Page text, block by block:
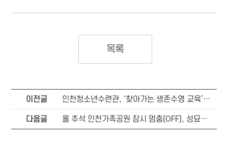
목록
이전글 인천청소년수련관, ‘찾아가는 생존수영 교육’으로 큰 호응
다음글 올 추석 인천가족공원 잠시 멈춤(OFF), 성묘는 온(ON)라인으로